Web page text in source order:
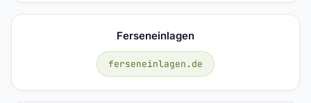
Ferseneinlagen
ferseneinlagen.de